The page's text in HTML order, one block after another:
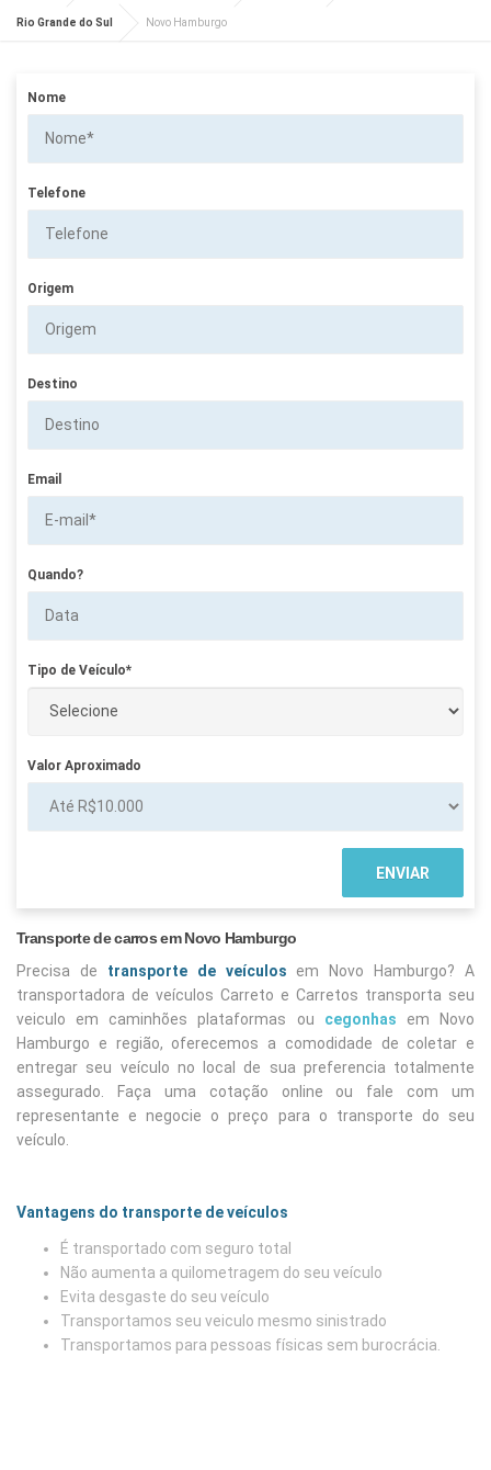
Rio Grande do Sul Novo Hamburgo
Nome
Telefone
Origem
Destino
Email
Quando?
Tipo de Veículo*
Valor Aproximado
Transporte de carros em Novo Hamburgo
Precisa de transporte de veículos em Novo Hamburgo? A
transportadora de veículos Carreto e Carretos transporta seu
veiculo em caminhões plataformas ou cegonhas em Novo
Hamburgo e região, oferecemos a comodidade de coletar e
entregar seu veículo no local de sua preferencia totalmente
assegurado. Faça uma cotação online ou fale com um
representante e negocie o preço para o transporte do seu
veículo.
Vantagens do transporte de veículos
É transportado com seguro total
Não aumenta a quilometragem do seu veículo
Evita desgaste do seu veículo
Transportamos seu veiculo mesmo sinistrado
Transportamos para pessoas físicas sem burocrácia.